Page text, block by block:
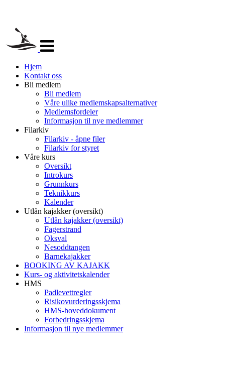
navigasjon
Hjem
Kontakt oss
Bli medlem
Bli medlem
Våre ulike medlemskapsalternativer
Medlemsfordeler
Informasjon til nye medlemmer
Filarkiv
Filarkiv - åpne filer
Filarkiv for styret
Våre kurs
Oversikt
Introkurs
Grunnkurs
Teknikkurs
Kalender
Utlån kajakker (oversikt)
Utlån kajakker (oversikt)
Fagerstrand
Oksval
Nesoddtangen
Barnekajakker
BOOKING AV KAJAKK
Kurs- og aktivitetskalender
HMS
Padlevettregler
Risikovurderingsskjema
HMS-hoveddokument
Forbedringsskjema
Informasjon til nye medlemmer